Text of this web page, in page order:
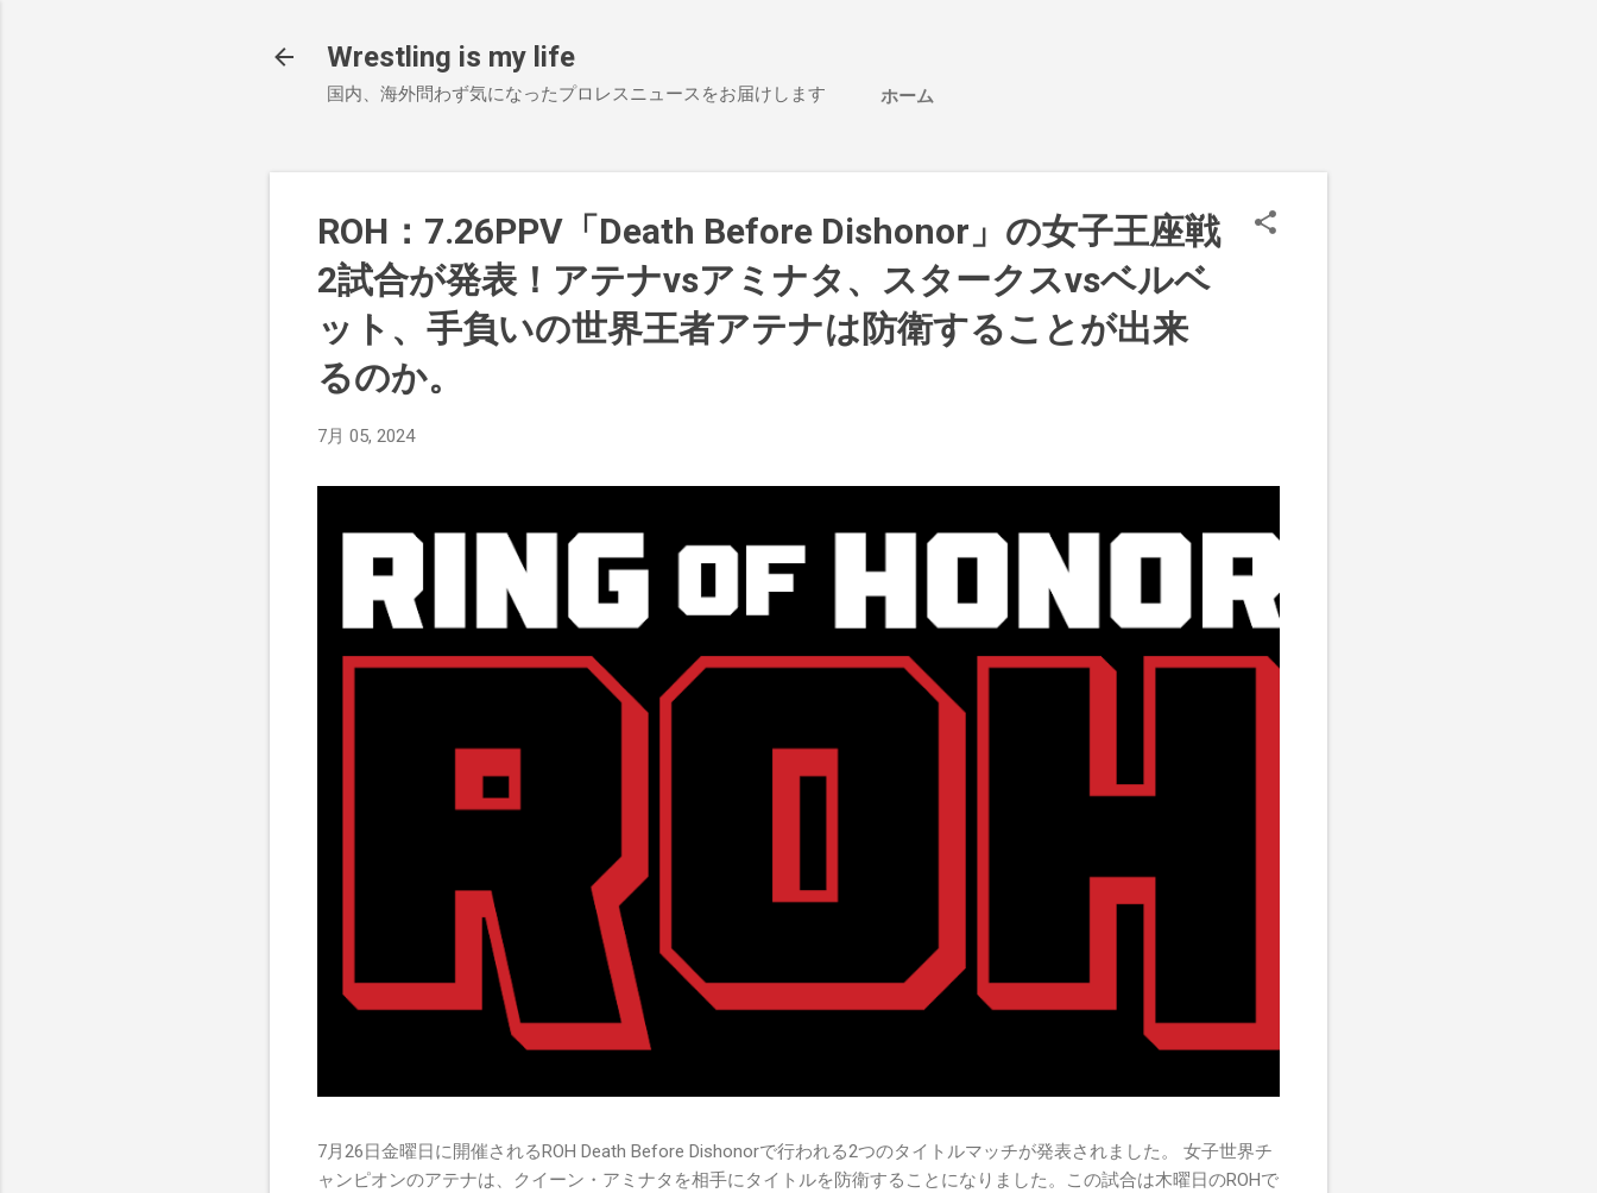
Wrestling is my life
国内、海外問わず気になったプロレスニュースをお届けします ホーム
ROH：7.26PPV「Death Before Dishonor」の女子王座戦
2試合が発表！アテナvsアミナタ、スタークスvsベルベ
ット、手負いの世界王者アテナは防衛することが出来
るのか。
7月 05, 2024
7月26日金曜日に開催されるROH Death Before Dishonorで行われる2つのタイトルマッチが発表されました。 女子世界チ
ャンピオンのアテナは、クイーン・アミナタを相手にタイトルを防衛することになりました。この試合は木曜日のROHで